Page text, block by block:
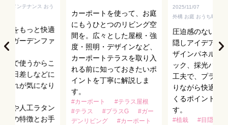
・メンテナンス おう
間をもっと快適
るガーデンファ
外で使うからこ
・日差しなどに
汚れが気になり
製や人工ラタン
との特徴とお手
カーポートを使って、お庭
にもうひとつのリビング空
間を。広々とした屋根・強
度・照明・デザインなど、
カーポートテラスを取り入
れる前に知っておきたいポ
イントを丁寧に解説しま
す。
#カーポート
#テラス屋根
#テラス
#プラスG
#ガー
デンリビング
#カーポート
2025/11/07
外構 お庭 おうち時間
圧迫感のないお
隠しアイデアを
ザインパネルや
ック、採光パネ
工夫で、プライ
りながら快適な
くるポイントを
す。
#植栽
#目隠しフ